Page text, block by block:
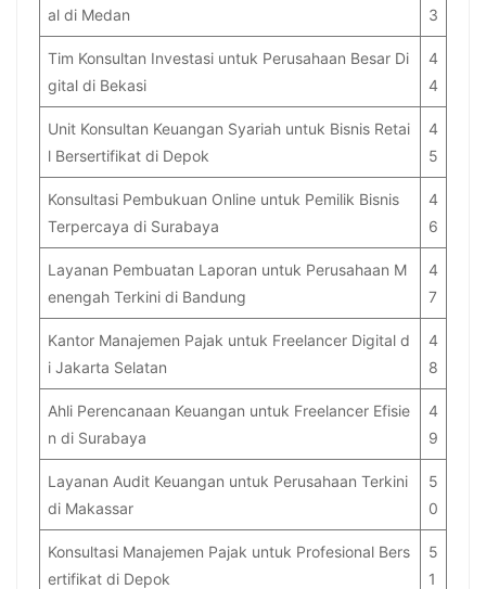
al di Medan 3
Tim Konsultan Investasi untuk Perusahaan Besar Di
gital di Bekasi
4
4
Unit Konsultan Keuangan Syariah untuk Bisnis Retai
l Bersertifikat di Depok
4
5
Konsultasi Pembukuan Online untuk Pemilik Bisnis
Terpercaya di Surabaya
4
6
Layanan Pembuatan Laporan untuk Perusahaan M
enengah Terkini di Bandung
4
7
Kantor Manajemen Pajak untuk Freelancer Digital d
i Jakarta Selatan
4
8
Ahli Perencanaan Keuangan untuk Freelancer Efisie
n di Surabaya
4
9
Layanan Audit Keuangan untuk Perusahaan Terkini
di Makassar
5
0
Konsultasi Manajemen Pajak untuk Profesional Bers
ertifikat di Depok
5
1